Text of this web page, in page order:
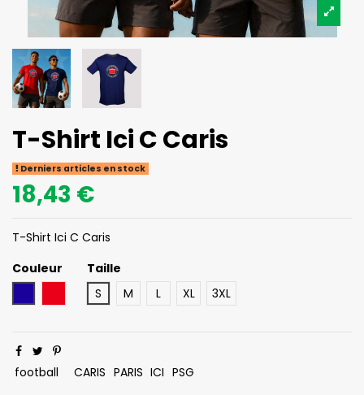
T-Shirt Ici C Caris
Derniers articles en stock
18,43 €
T-Shirt Ici C Caris
Couleur
Coquelicot
Taille
S
M L XL 3XL
football CARIS PARIS ICI PSG